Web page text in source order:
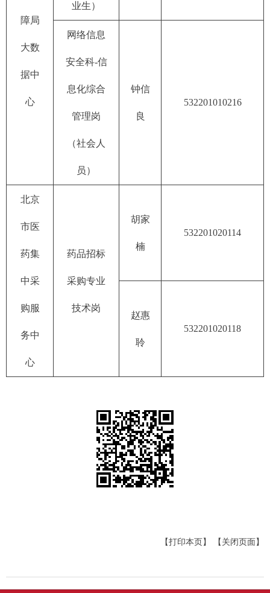
障局
大数
据中
心
业生）
网络信息
安全科-信
息化综合
管理岗
（社会人
员）
钟信
良
532201010216
北京
市医
药集
中采
购服
务中
心
药品招标
采购专业
技术岗
胡家
楠
532201020114
赵惠
聆
532201020118
【打印本页】 【关闭页面】